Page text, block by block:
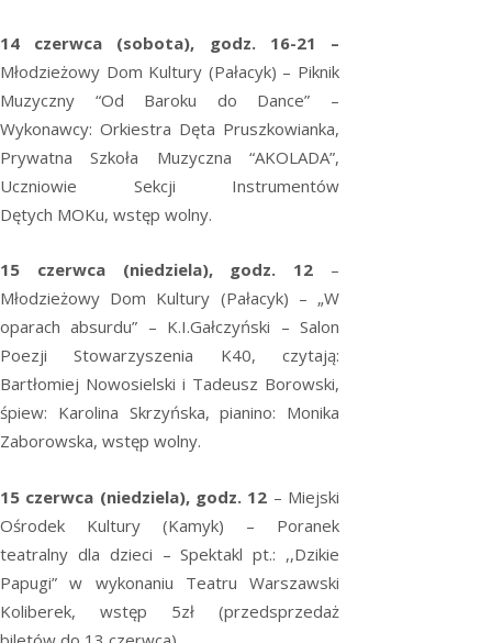
14 czerwca (sobota), godz. 16-21 –
Młodzieżowy Dom Kultury (Pałacyk) – Piknik
Muzyczny “Od Baroku do Dance” –
Wykonawcy: Orkiestra Dęta Pruszkowianka,
Prywatna Szkoła Muzyczna “AKOLADA”,
Uczniowie Sekcji Instrumentów
Dętych MOKu, wstęp wolny.
15 czerwca (niedziela), godz. 12 –
Młodzieżowy Dom Kultury (Pałacyk) – „W
oparach absurdu” – K.I.Gałczyński – Salon
Poezji Stowarzyszenia K40, czytają:
Bartłomiej Nowosielski i Tadeusz Borowski,
śpiew: Karolina Skrzyńska, pianino: Monika
Zaborowska, wstęp wolny.
15 czerwca (niedziela), godz. 12 – Miejski
Ośrodek Kultury (Kamyk) – Poranek
teatralny dla dzieci – Spektakl pt.: ,,Dzikie
Papugi” w wykonaniu Teatru Warszawski
Koliberek, wstęp 5zł (przedsprzedaż